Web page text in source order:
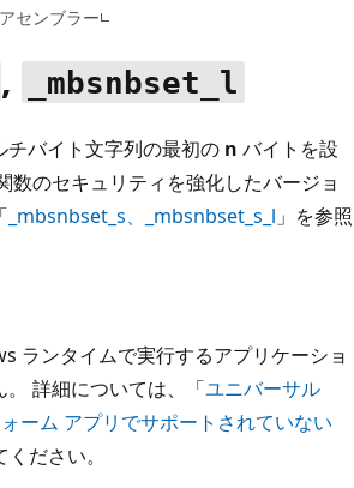
センブラー
, _mbsnbset_l
バイト文字列の最初の n バイトを設
数のセキュリティを強化したバージョ
_mbsnbset_s、 _mbsnbset_s_l 」を参照
ランタイムで実行するアプリケーショ
詳細については、「ユニバーサル
ーム アプリでサポートされていない
ださい。